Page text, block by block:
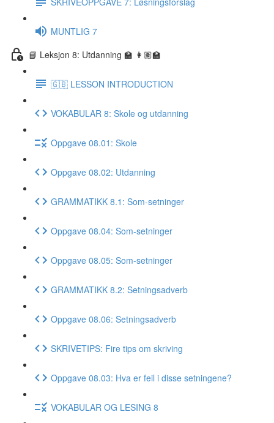
MUNTLIG 7
📘 Leksjon 8: Utdanning 🏫 👩🏽‍🏫
🇬🇧 LESSON INTRODUCTION
VOKABULAR 8: Skole og utdanning
Oppgave 08.01: Skole
Oppgave 08.02: Utdanning
GRAMMATIKK 8.1: Som-setninger
Oppgave 08.04: Som-setninger
Oppgave 08.05: Som-setninger
GRAMMATIKK 8.2: Setningsadverb
Oppgave 08.06: Setningsadverb
SKRIVETIPS: Fire tips om skriving
Oppgave 08.03: Hva er feil i disse setningene?
VOKABULAR OG LESING 8